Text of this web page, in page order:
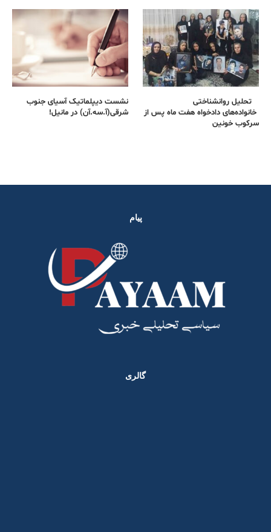
تحلیل روانشناختی
خانواده‌های دادخواه هفت ماه پس از
سرکوب خونین
نشست دیپلماتیک آسیای جنوب
شرقی‌(آ.سه.آن) در مانیل!
پیام
گالری